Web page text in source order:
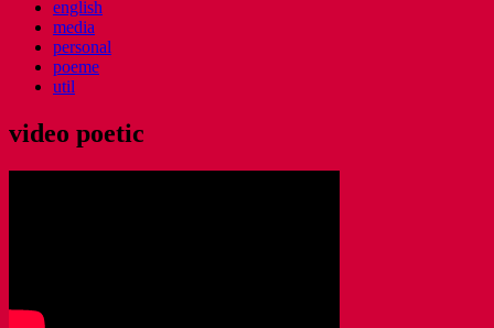
english
media
personal
poeme
util
video poetic